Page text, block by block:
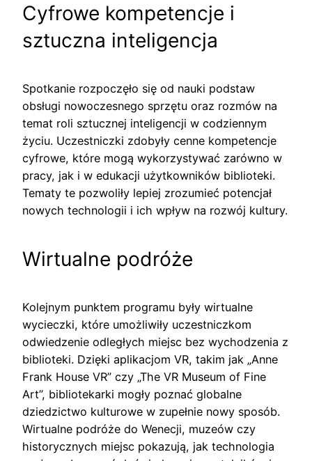
Cyfrowe kompetencje i
sztuczna inteligencja
Spotkanie rozpoczęło się od nauki podstaw
obsługi nowoczesnego sprzętu oraz rozmów na
temat roli sztucznej inteligencji w codziennym
życiu. Uczestniczki zdobyły cenne kompetencje
cyfrowe, które mogą wykorzystywać zarówno w
pracy, jak i w edukacji użytkowników biblioteki.
Tematy te pozwoliły lepiej zrozumieć potencjał
nowych technologii i ich wpływ na rozwój kultury.
Wirtualne podróże
Kolejnym punktem programu były wirtualne
wycieczki, które umożliwiły uczestniczkom
odwiedzenie odległych miejsc bez wychodzenia z
biblioteki. Dzięki aplikacjom VR, takim jak „Anne
Frank House VR” czy „The VR Museum of Fine
Art”, bibliotekarki mogły poznać globalne
dziedzictwo kulturowe w zupełnie nowy sposób.
Wirtualne podróże do Wenecji, muzeów czy
historycznych miejsc pokazują, jak technologia